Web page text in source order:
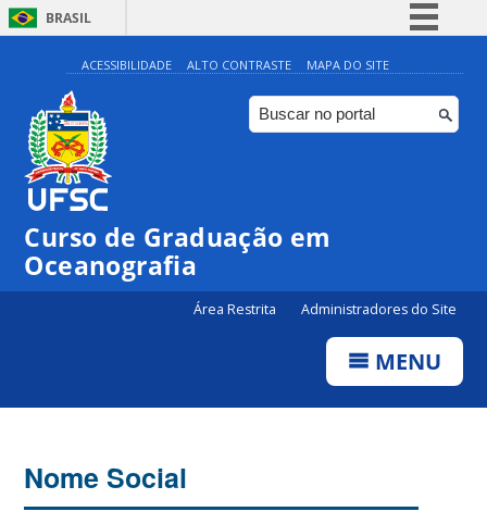
BRASIL
Simplifique!
Comunica BR
Participe
Canais
ACESSIBILIDADE ALTO CONTRASTE MAPA DO SITE
Curso de Graduação em
Oceanografia
Área Restrita Administradores do Site
MENU
Nome Social